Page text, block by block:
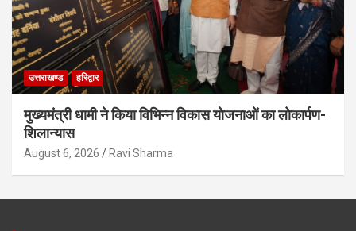
उत्तराखण्ड हरिद्वार
मुख्यमंत्री धामी ने किया विभिन्न विकास योजनाओं का लोकार्पण-
शिलान्यास
August 6, 2026 Ravi Sharma